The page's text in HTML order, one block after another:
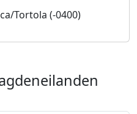
Tortola (-0400)